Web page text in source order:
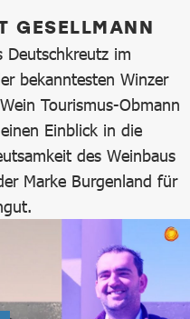
GESELLMANN
Deutschkreutz im
bekanntesten Winzer
Tourismus-Obmann
Einblick in die
des Weinbaus
Marke Burgenland für